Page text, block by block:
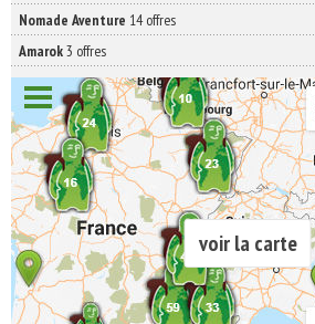
Nomade Aventure 14 offres
Amarok3 offres
voir la carte